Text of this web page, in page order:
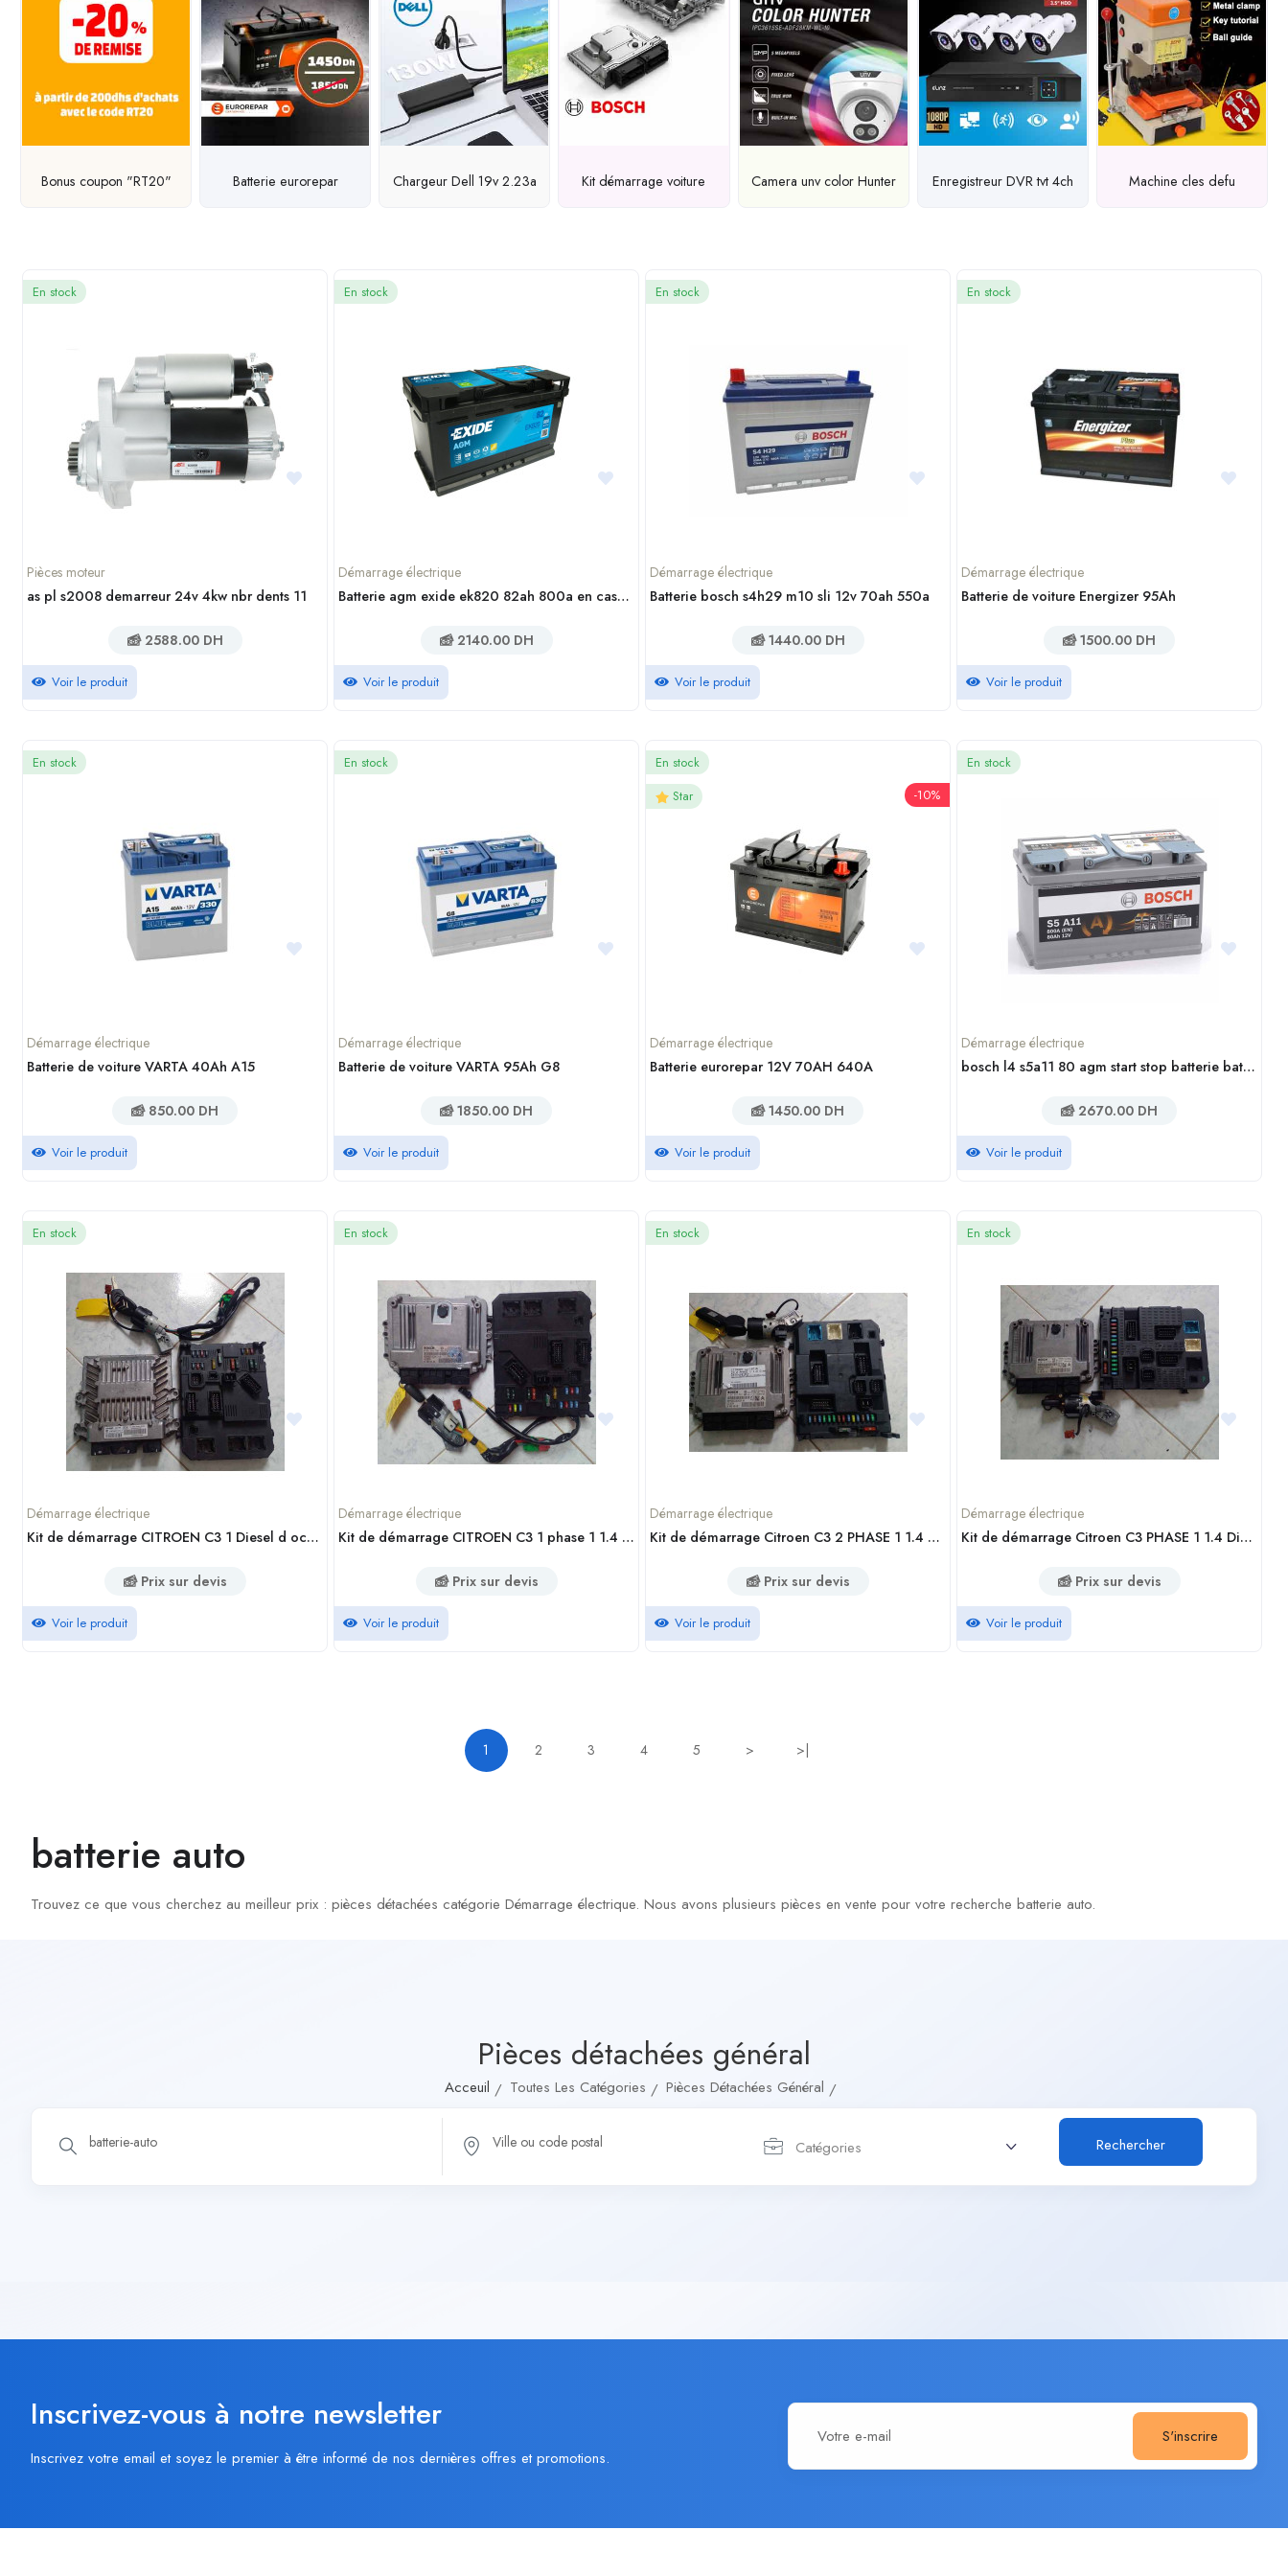
Bonus coupon "RT20" Batterie eurorepar Chargeur Dell 19v 2.23a Kit démarrage voiture Camera unv color Hunter Enregistreur DVR tvt 4ch Machine cles defu
En stock
Pièces moteur
as pl s2008 demarreur 24v 4kw nbr dents 11
2588.00 DH
Voir le produit
En stock
Démarrage électrique
Batterie agm exide ek820 82ah 800a en casablanca maroc
2140.00 DH
Voir le produit
En stock
Démarrage électrique
Batterie bosch s4h29 m10 sli 12v 70ah 550a
1440.00 DH
Voir le produit
En stock
Démarrage électrique
Batterie de voiture Energizer 95Ah
1500.00 DH
Voir le produit
En stock
Démarrage électrique
Batterie de voiture VARTA 40Ah A15
850.00 DH
Voir le produit
En stock
Démarrage électrique
Batterie de voiture VARTA 95Ah G8
1850.00 DH
Voir le produit
En stock
Star
-10%
Démarrage électrique
Batterie eurorepar 12V 70AH 640A
1450.00 DH
Voir le produit
En stock
Démarrage électrique
bosch l4 s5a11 80 agm start stop batterie battery service casablanca maroc
2670.00 DH
Voir le produit
En stock
Démarrage électrique
Kit de démarrage CITROEN C3 1 Diesel d occasion
Prix sur devis
Voir le produit
En stock
Démarrage électrique
Kit de démarrage CITROEN C3 1 phase 1 1.4 Diesel
Prix sur devis
Voir le produit
En stock
Démarrage électrique
Kit de démarrage Citroen C3 2 PHASE 1 1.4 Diesel
Prix sur devis
Voir le produit
En stock
Démarrage électrique
Kit de démarrage Citroen C3 PHASE 1 1.4 Diesel
Prix sur devis
Voir le produit
1 2 3 4 5 > >|
batterie auto
Trouvez ce que vous cherchez au meilleur prix : pièces détachées catégorie Démarrage électrique. Nous avons plusieurs pièces en vente pour votre recherche batterie auto.
Pièces détachées général
Acceuil Toutes Les Catégories Pièces Détachées Général
Catégories Rechercher
Inscrivez-vous à notre newsletter
Inscrivez votre email et soyez le premier à être informé de nos dernières offres et promotions.
S'inscrire